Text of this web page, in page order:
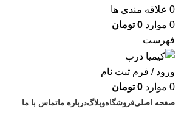
0 علاقه مندی ها
0 موارد 0 تومان
فهرست
ورود / فرم ثبت نام
0 موارد 0 تومان
صفحه اصلیفروشگاهوبلاگدرباره ماتماس با ما